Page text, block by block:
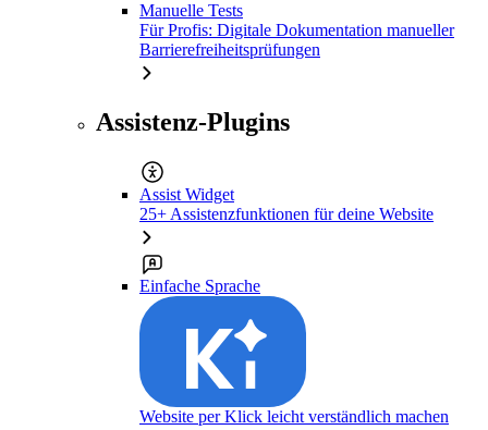
Manuelle Tests
Für Profis: Digitale Dokumentation manueller
Barrierefreiheitsprüfungen
Assistenz-Plugins
Assist Widget
25+ Assistenzfunktionen für deine Website
Einfache Sprache
Website per Klick leicht verständlich machen